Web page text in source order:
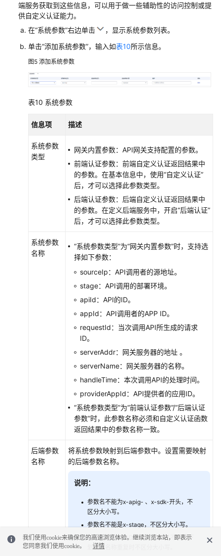
端服务获取到这些信息，可以用于做一些辅助性的访问控制或提
供自定义认证能力。
在“系统参数”右边单击
，显示系统参数列表。
单击“添加系统参数”，输入如表10所示信息。
图5 添加系统参数
表10 系统参数
信息项 描述
系统参数
类型
网关内置参数：API网关支持配置的参数。
前端认证参数：前端自定义认证返回结果中
的参数。在基本信息中，使用“自定义认证”
后，才可以选择此参数类型。
后端认证参数：后端自定义认证返回结果中
的参数。在定义后端服务中，开启“后端认证”
后，才可以选择此参数类型。
系统参数
名称
“系统参数类型”为“网关内置参数”时，支持选
择如下参数：
sourceIp：API调用者的源地址。
stage：API调用的部署环境。
apiId：API的ID。
appId：API调用者的APP ID。
requestId：当次调用API所生成的请求
ID。
serverAddr：网关服务器的地址 。
serverName：网关服务器的名称。
handleTime：本次调用API的处理时间。
providerAppId：API提供者的应用ID。
“系统参数类型”为“前端认证参数”/“后端认证
参数”时，此参数名称必须和自定义认证函数
返回结果中的参数名称一致。
后端参数
名称
将系统参数映射到后端参数中。设置需要映射
的后端参数名称。
说明：
参数名不能为x-apig- 、x-sdk-开头，不
区分大小写。
参数名不能是x-stage，不区分大小写。
参数位置为HEADER时，参数名不支持下
划线且名称重复时不区分大小写。
我们使用cookie来确保您的高速浏览体验。继续浏览本站，即表示
您同意我们使用cookie。
详情